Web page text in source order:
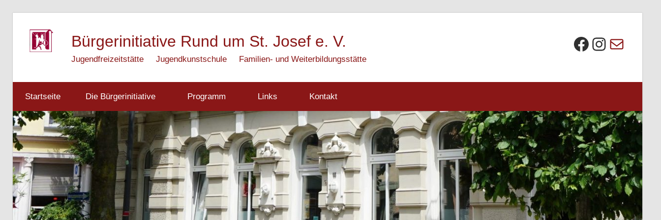
Inhalt
springen
Bürgerinitiative Rund um St. Josef e. V.
Jugendfreizeitstätte Jugendkunstschule Familien- und Weiterbildungsstätte
Die BI bei Facebook
E-Mail
Startseite Die Bürgerinitiative Programm Links Kontakt